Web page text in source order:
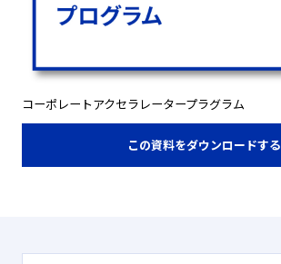
コーポレートアクセラレータープラグラム
この資料をダウンロードする